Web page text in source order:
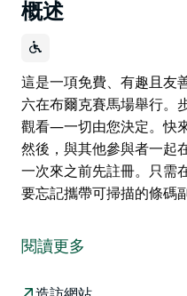
概述
這是一項免費、有趣且友
六在布爾克賽馬場舉行。
觀看—一切由您決定。快
然後，與其他參與者一起
一次來之前先註冊。只需
要忘記攜帶可掃描的條碼
六在布爾克賽馬場舉行。
觀看—一切由您決定。快
然後，與其他參與者一起
閱讀更多